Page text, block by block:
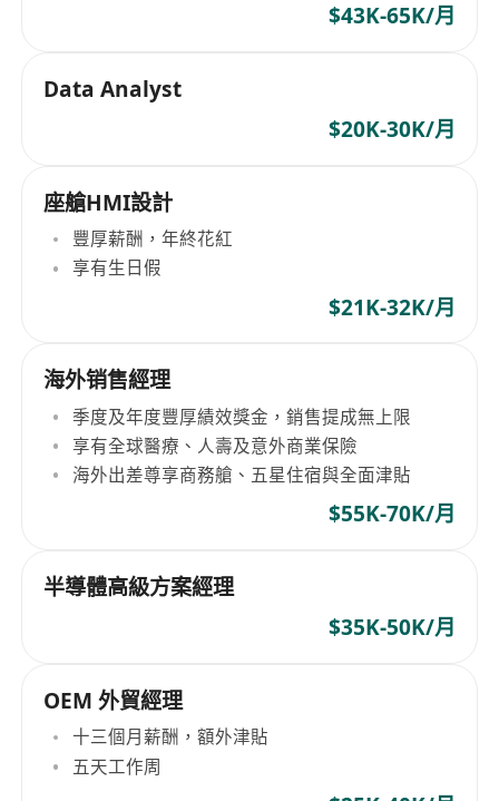
$43K-65K/月
Data Analyst
$20K-30K/月
座艙HMI設計
豐厚薪酬，年終花紅
享有生日假
$21K-32K/月
海外销售經理
季度及年度豐厚績效獎金，銷售提成無上限
享有全球醫療、人壽及意外商業保險
海外出差尊享商務艙、五星住宿與全面津貼
$55K-70K/月
半導體高級方案經理
$35K-50K/月
OEM 外貿經理
十三個月薪酬，額外津貼
五天工作周